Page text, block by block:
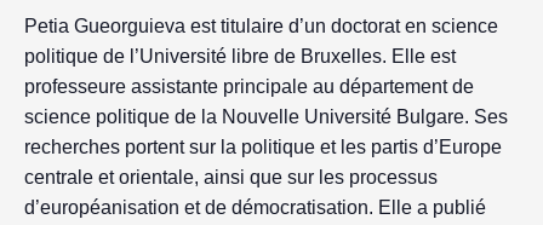
Petia Gueorguieva est titulaire d’un doctorat en science
politique de l’Université libre de Bruxelles. Elle est
professeure assistante principale au département de
science politique de la Nouvelle Université Bulgare. Ses
recherches portent sur la politique et les partis d’Europe
centrale et orientale, ainsi que sur les processus
d’européanisation et de démocratisation. Elle a publié